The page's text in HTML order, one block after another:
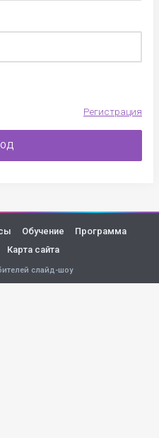
Регистрация
Обучение
Программа
Карта сайта
слайд-шоу